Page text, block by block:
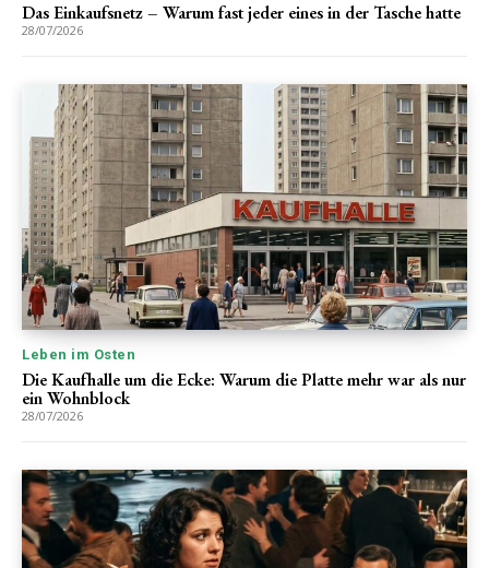
Das Einkaufsnetz – Warum fast jeder eines in der Tasche hatte
28/07/2026
Leben im Osten
Die Kaufhalle um die Ecke: Warum die Platte mehr war als nur
ein Wohnblock
28/07/2026